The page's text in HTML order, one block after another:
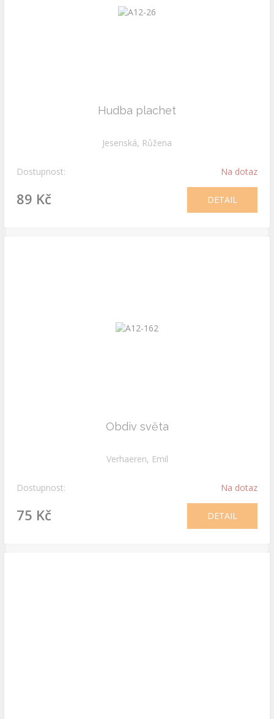
Hudba plachet
Jesenská, Růžena
Dostupnost: Na dotaz
89 Kč DETAIL
Obdiv světa
Verhaeren, Emil
Dostupnost: Na dotaz
75 Kč DETAIL